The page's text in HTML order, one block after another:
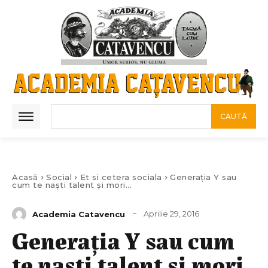
CAUTĂ
Acasă Social Et si cetera sociala
Generația Y sau
cum te naști talent și mori...
Academia Catavencu Aprilie 29, 2016
Generația Y sau cum